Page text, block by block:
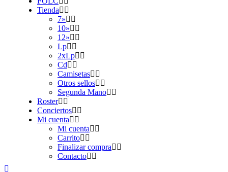
Tienda
7»
10»
12»
Lp
2xLp
Cd
Camisetas
Otros sellos
Segunda Mano
Roster
Conciertos
Mi cuenta
Mi cuenta
Carrito
Finalizar compra
Contacto